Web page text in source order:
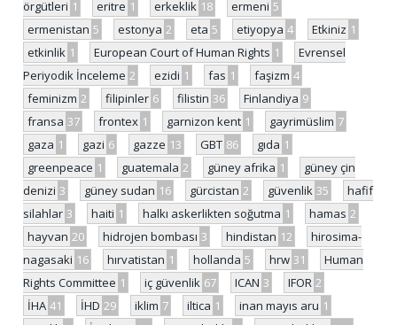
örgütleri 1 eritre 1 erkeklik 18 ermeni 5
ermenistan 5 estonya 2 eta 5 etiyopya 4 Etkiniz 1
etkinlik 1 European Court of Human Rights 1
Evrensel
Periyodik İnceleme 2 ezidi 1 fas 1 faşizm 4
feminizm 2 filipinler 6 filistin 36 Finlandiya 9
fransa 37 frontex 1 garnizon kent 1 gayrimüslim 7
gaza 1 gazi 6 gazze 13 GBT 86 gıda 1
greenpeace 1 guatemala 2 güney afrika 1
güney çin
denizi 3 güney sudan 16 gürcistan 2 güvenlik 35
hafif
silahlar 3 haiti 1 halkı askerlikten soğutma 1 hamas 2
hayvan 20 hidrojen bombası 3 hindistan 12
hirosima-
nagasaki 16 hırvatistan 1 hollanda 5 hrw 31
Human
Rights Committee 1 iç güvenlik 67 ICAN 3 IFOR 2
İHA 41 İHD 29 iklim 7 iltica 1 inan mayıs aru 1